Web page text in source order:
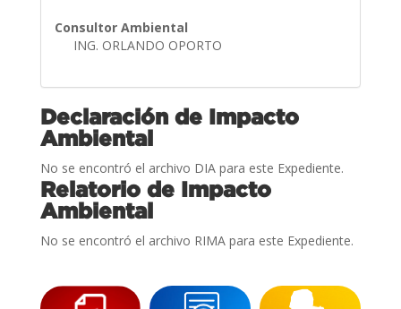
Consultor Ambiental
ING. ORLANDO OPORTO
Declaración de Impacto
Ambiental
No se encontró el archivo DIA para este Expediente.
Relatorio de Impacto
Ambiental
No se encontró el archivo RIMA para este Expediente.